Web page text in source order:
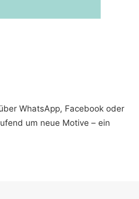
WhatsApp, Facebook oder
um neue Motive – ein